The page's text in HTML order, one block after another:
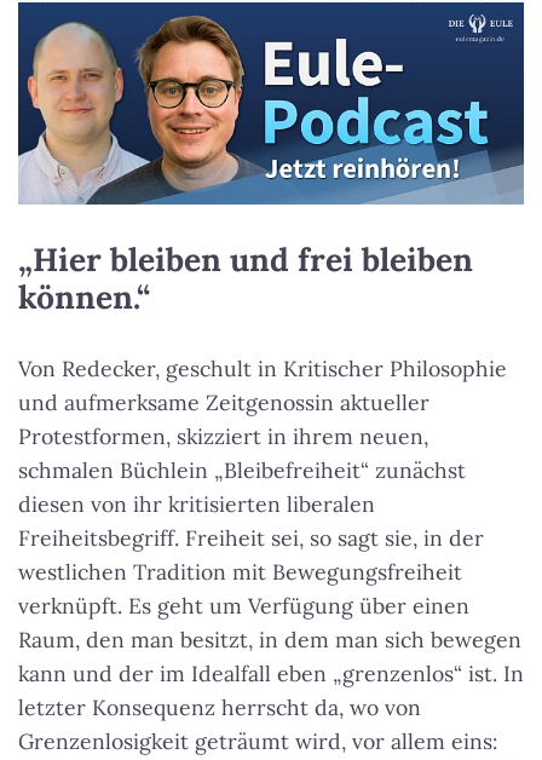
„Hier bleiben und frei bleiben
können.“
Von Redecker, geschult in Kritischer Philosophie
und aufmerksame Zeitgenossin aktueller
Protestformen, skizziert in ihrem neuen,
schmalen Büchlein „Bleibefreiheit“ zunächst
diesen von ihr kritisierten liberalen
Freiheitsbegriff. Freiheit sei, so sagt sie, in der
westlichen Tradition mit Bewegungsfreiheit
verknüpft. Es geht um Verfügung über einen
Raum, den man besitzt, in dem man sich bewegen
kann und der im Idealfall eben „grenzenlos“ ist. In
letzter Konsequenz herrscht da, wo von
Grenzenlosigkeit geträumt wird, vor allem eins: